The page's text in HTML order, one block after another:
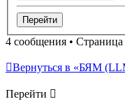
4 сообщения • Страница
Вернуться в «БЯМ
Перейти